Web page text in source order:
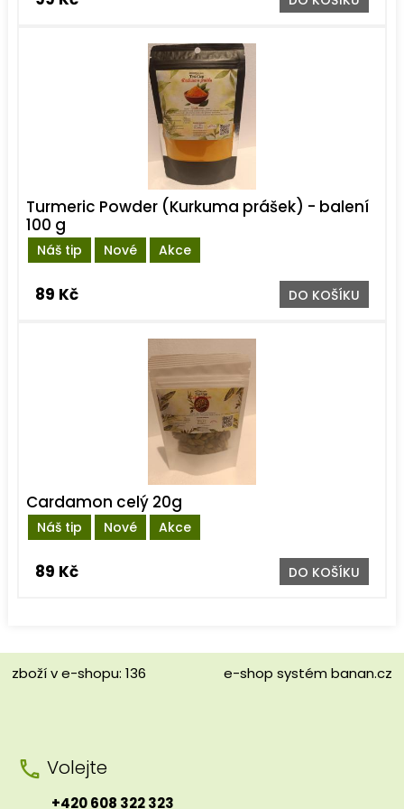
Náš tip Nové Akce
Turmeric Powder (Kurkuma prášek) - balení
100 g
89 Kč DO KOŠÍKU
Náš tip Nové Akce
Cardamon celý 20g
89 Kč DO KOŠÍKU
zboží v e-shopu: 136 e-shop systém banan.cz
Volejte
+420 608 322 323